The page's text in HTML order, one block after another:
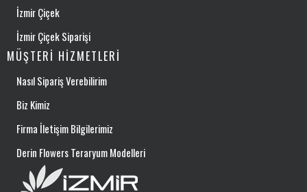
İzmir Çiçek
İzmir Çiçek Siparişi
MÜŞTERI HIZMETLERI
Nasıl Sipariş Verebilirim
Biz Kimiz
Firma İletişim Bilgilerimiz
Derin Flowers Teraryum Modelleri